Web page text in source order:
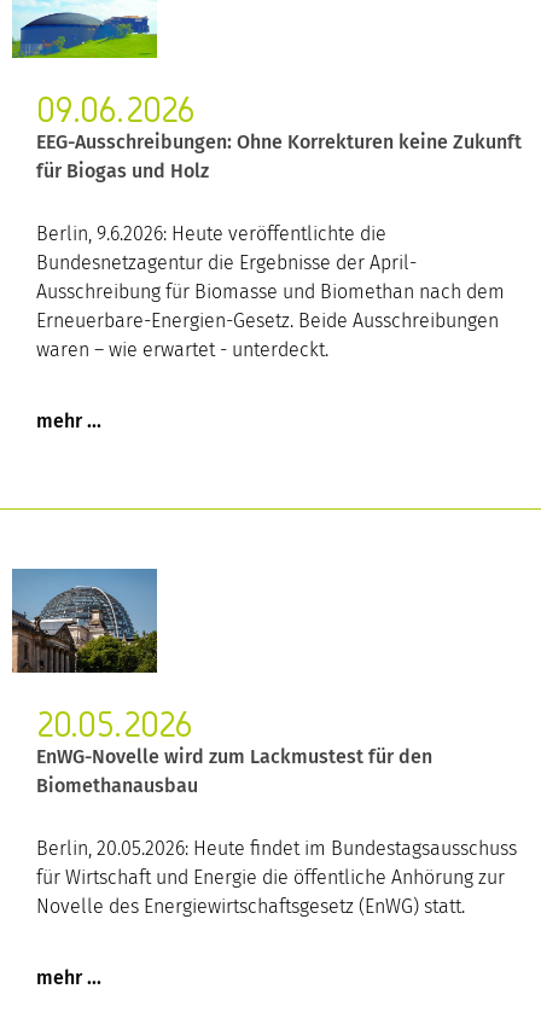
09.06.2026
EEG-Ausschreibungen: Ohne Korrekturen keine Zukunft
für Biogas und Holz
Berlin, 9.6.2026: Heute veröffentlichte die
Bundesnetzagentur die Ergebnisse der April-
Ausschreibung für Biomasse und Biomethan nach dem
Erneuerbare-Energien-Gesetz. Beide Ausschreibungen
waren – wie erwartet - unterdeckt.
20.05.2026
EnWG-Novelle wird zum Lackmustest für den
Biomethanausbau
Berlin, 20.05.2026: Heute findet im Bundestagsausschuss
für Wirtschaft und Energie die öffentliche Anhörung zur
Novelle des Energiewirtschaftsgesetz (EnWG) statt.